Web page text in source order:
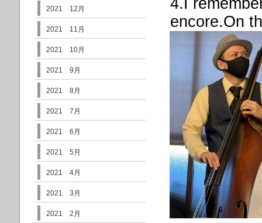
4.I
encore.On
2021 12月
2021 11月
2021 10月
2021 9月
2021 8月
2021 7月
2021 6月
2021 5月
2021 4月
2021 3月
2021 2月